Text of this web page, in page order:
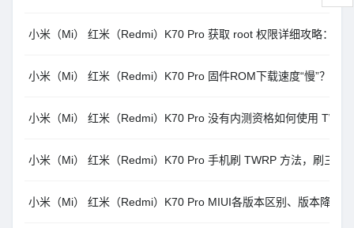
小米（Mi） 红米（Redmi）K70 Pro 获取 root 权限详细攻略：借
小米（Mi） 红米（Redmi）K70 Pro 固件ROM下载速度“慢”？这
小米（Mi） 红米（Redmi）K70 Pro 没有内测资格如何使用
小米（Mi） 红米（Redmi）K70 Pro 手机刷 TWRP 方法，刷三方
小米（Mi） 红米（Redmi）K70 Pro MIUI各版本区别、版本降级